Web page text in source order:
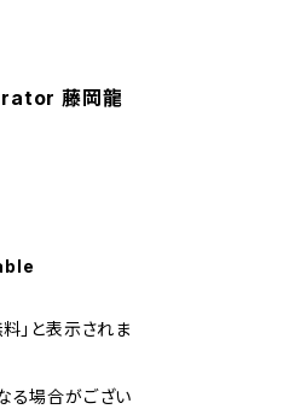
藤岡龍
」と表示されま
る場合がござい